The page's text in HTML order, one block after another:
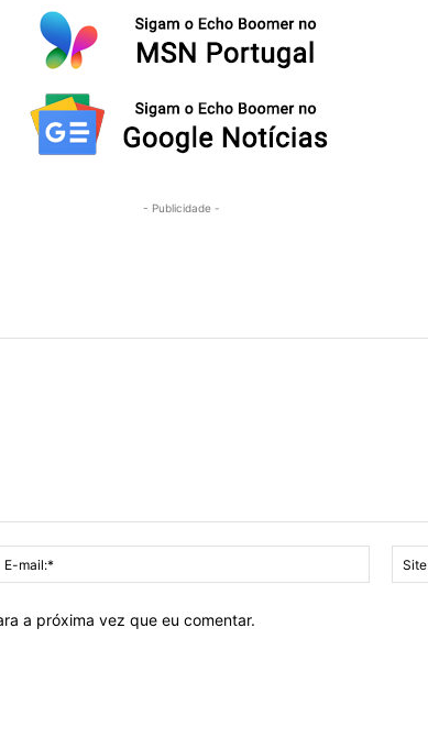
- Publicidade -
mail:*
a próxima vez que eu comentar.